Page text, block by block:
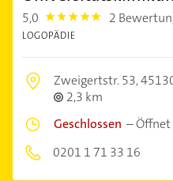
5,0 5.0 2
LOGOPÄDIE
Zweigertstr. 53,
2,3 km
Geschlossen –Öffnet
0201 1 71 33 16